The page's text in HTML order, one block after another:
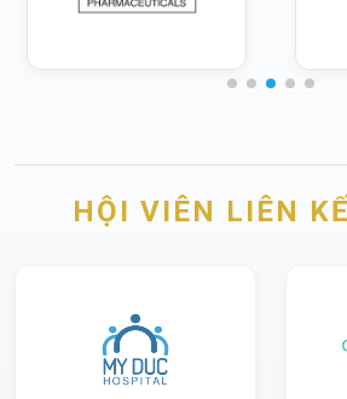
HỘI VIÊN LIÊN